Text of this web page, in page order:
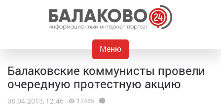
Меню
Балаковские коммунисты провели
очередную протестную акцию
08.04.2013, 12:46 12485